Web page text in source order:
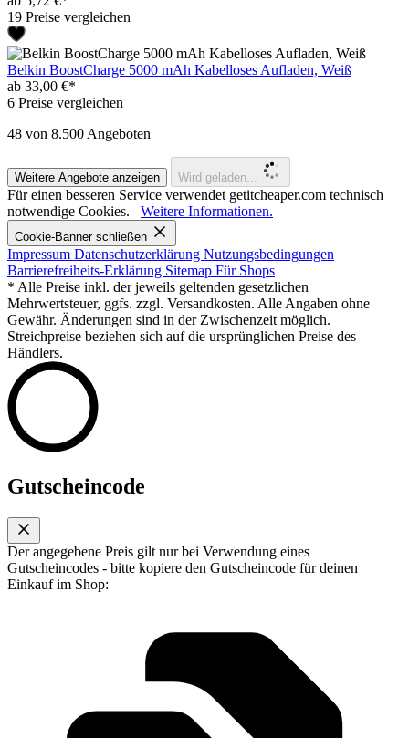
19 Preise vergleichen
Belkin BoostCharge 5000 mAh Kabelloses Aufladen, Weiß
ab 33,00 €*
6 Preise vergleichen
48 von 8.500 Angeboten
Weitere Angebote anzeigen Wird geladen...
Für einen besseren Service verwendet getitcheaper.com technisch
notwendige Cookies.
Weitere Informationen.
Cookie-Banner schließen
Impressum Datenschutzerklärung Nutzungsbedingungen
Barrierefreiheits-Erklärung Sitemap Für Shops
* Alle Preise inkl. der jeweils geltenden gesetzlichen
Mehrwertsteuer, ggfs. zzgl. Versandkosten. Alle Angaben ohne
Gewähr. Änderungen sind in der Zwischenzeit möglich.
Streichpreise beziehen sich auf die ursprünglichen Preise des
Händlers.
Gutscheincode
Der angegebene Preis gilt nur bei Verwendung eines
Gutscheincodes - bitte kopiere den Gutscheincode für deinen
Einkauf im Shop: